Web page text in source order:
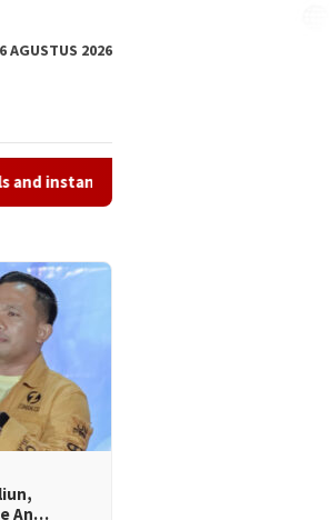
AGUSTUS 2026
for
An…